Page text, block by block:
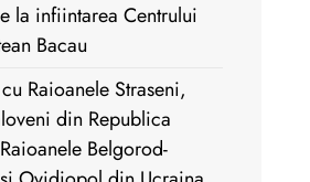
la infiintarea Centrului
Bacau
Raioanele Straseni,
din Republica
Belgorod-